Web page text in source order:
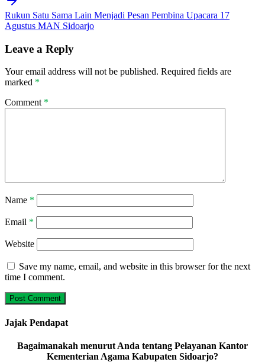
Rukun Satu Sama Lain Menjadi Pesan Pembina Upacara 17
Agustus MAN Sidoarjo
Leave a Reply
Your email address will not be published. Required fields are
marked *
Comment *
Name *
Email *
Website
Save my name, email, and website in this browser for the next
time I comment.
Jajak Pendapat
Bagaimanakah menurut Anda tentang Pelayanan Kantor
Kementerian Agama Kabupaten Sidoarjo?